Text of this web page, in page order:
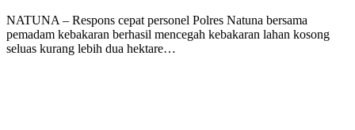
NATUNA – Respons cepat personel Polres Natuna bersama
pemadam kebakaran berhasil mencegah kebakaran lahan kosong
seluas kurang lebih dua hektare…